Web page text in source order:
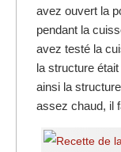
avez ouvert la
pendant la
avez testé la
la structure
ainsi la
assez chaud, il